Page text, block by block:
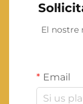
El nostre
Email